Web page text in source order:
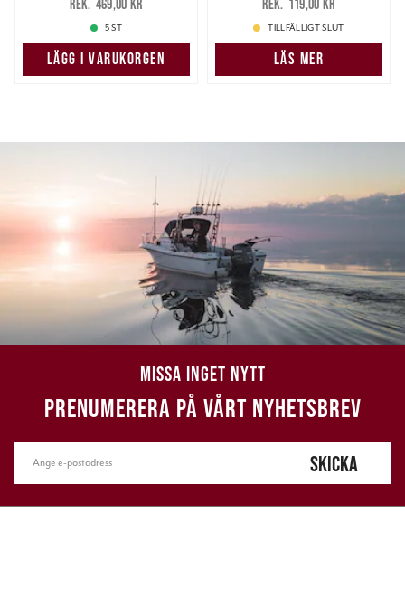
469,00 kr
469,00 kr
5 ST
LÄGG I VARUKORGEN
119,00 kr
119,00 kr
TILLFÄLLIGT SLUT
LÄS MER
MISSA INGET NYTT
PRENUMERERA PÅ VÅRT NYHETSBREV
SKICKA